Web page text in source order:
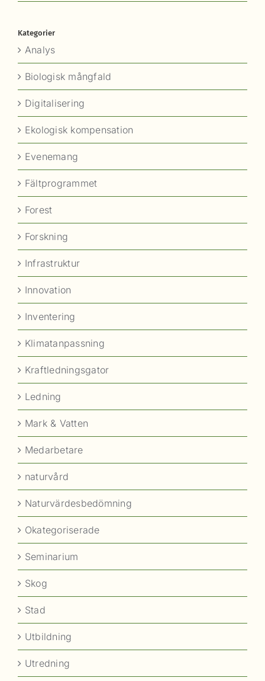
Kategorier
Analys
Biologisk mångfald
Digitalisering
Ekologisk kompensation
Evenemang
Fältprogrammet
Forest
Forskning
Infrastruktur
Innovation
Inventering
Klimatanpassning
Kraftledningsgator
Ledning
Mark & Vatten
Medarbetare
naturvård
Naturvärdesbedömning
Okategoriserade
Seminarium
Skog
Stad
Utbildning
Utredning